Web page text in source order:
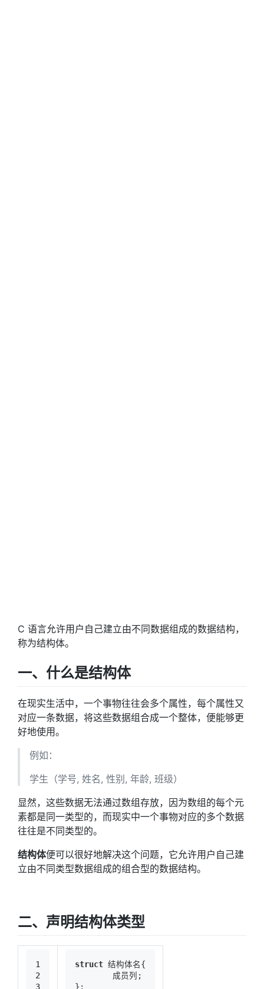
C 语言允许用户自己建立由不同数据组成的数据结构，
称为结构体。
一、什么是结构体
在现实生活中，一个事物往往会多个属性，每个属性又
对应一条数据，将这些数据组合成一个整体，便能够更
好地使用。
例如：
学生（学号, 姓名, 性别, 年龄, 班级）
显然，这些数据无法通过数组存放，因为数组的每个元
素都是同一类型的，而现实中一个事物对应的多个数据
往往是不同类型的。
结构体便可以很好地解决这个问题，它允许用户自己建
立由不同类型数据组成的组合型的数据结构。
二、声明结构体类型
1
2
3
struct 结构体名{
	成员列;
};